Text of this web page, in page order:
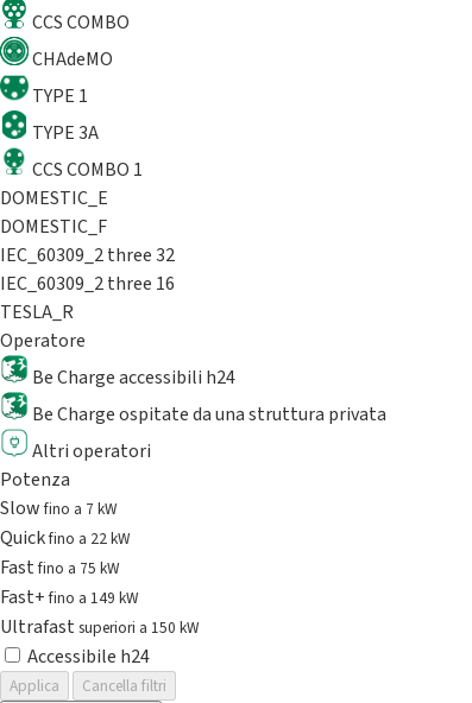
CCS COMBO
CHAdeMO
TYPE 1
TYPE 3A
CCS COMBO 1
DOMESTIC_E
DOMESTIC_F
IEC_60309_2 three 32
IEC_60309_2 three 16
TESLA_R
Operatore
Be Charge accessibili h24
Be Charge ospitate da una struttura privata
Altri operatori
Potenza
Slowfino a 7 kW
Quickfino a 22 kW
Fastfino a 75 kW
Fast+fino a 149 kW
Ultrafast superiori a 150 kW
Accessibile h24
Applica
Cancella filtri